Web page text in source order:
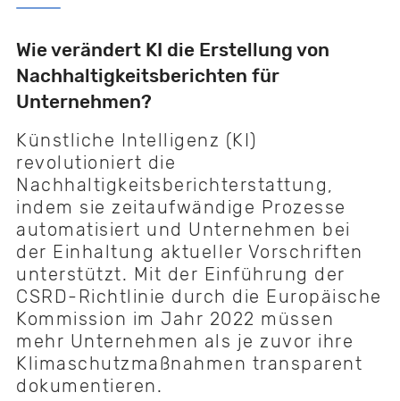
Wie verändert KI die Erstellung von
Nachhaltigkeitsberichten für
Unternehmen?
Künstliche Intelligenz (KI)
revolutioniert die
Nachhaltigkeitsberichterstattung,
indem sie zeitaufwändige Prozesse
automatisiert und Unternehmen bei
der Einhaltung aktueller Vorschriften
unterstützt. Mit der Einführung der
CSRD-Richtlinie durch die Europäische
Kommission im Jahr 2022 müssen
mehr Unternehmen als je zuvor ihre
Klimaschutzmaßnahmen transparent
dokumentieren.